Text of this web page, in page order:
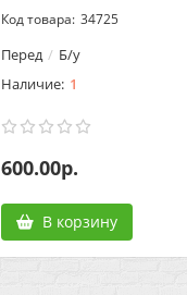
34725
Перед Б/у
1
600.00р.
В корзину